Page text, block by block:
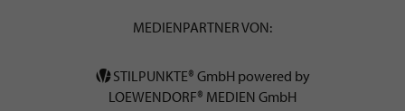
MEDIENPARTNER VON:
STILPUNKTE® GmbH powered by
LOEWENDORF® MEDIEN GmbH